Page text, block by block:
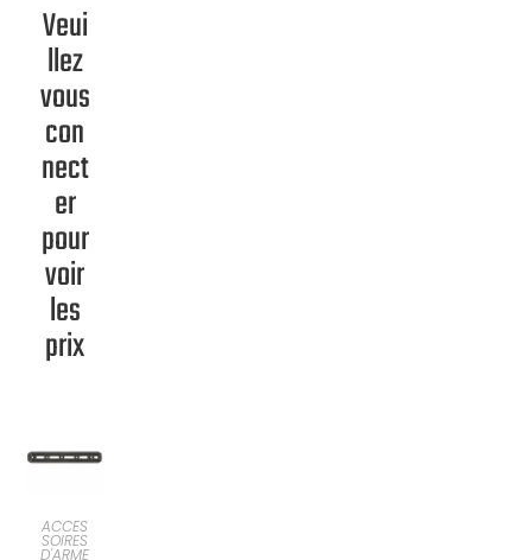
Veui
llez
vous
con
nect
er
pour
voir
les
prix
SÉLECTI
ACCES
SOIRES
D'ARME